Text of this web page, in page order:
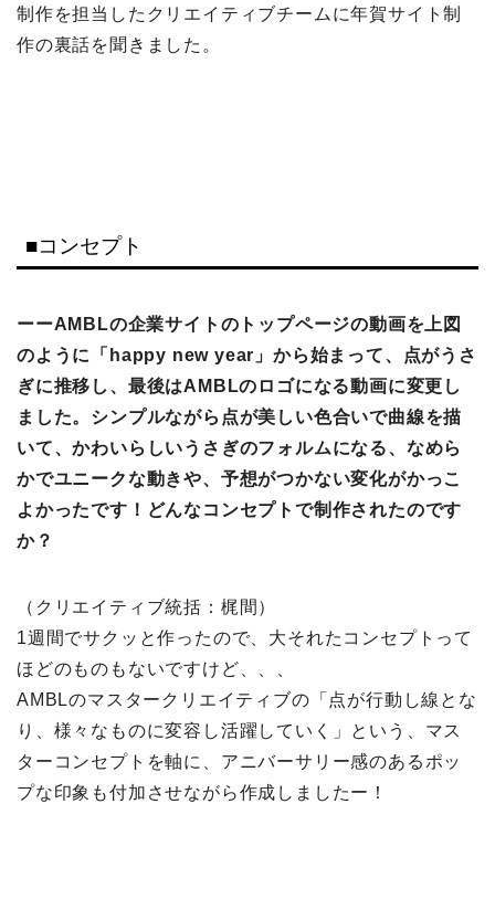
制作を担当したクリエイティブチームに年賀サイト制
作の裏話を聞きました。
■コンセプト
ーーAMBLの企業サイトのトップページの動画を上図
のように「happy new year」から始まって、点がうさ
ぎに推移し、最後はAMBLのロゴになる動画に変更し
ました。シンプルながら点が美しい色合いで曲線を描
いて、かわいらしいうさぎのフォルムになる、なめら
かでユニークな動きや、予想がつかない変化がかっこ
よかったです！どんなコンセプトで制作されたのです
か？
（クリエイティブ統括：梶間）
1週間でサクッと作ったので、大それたコンセプトって
ほどのものもないですけど、、、
AMBLのマスタークリエイティブの「点が行動し線とな
り、様々なものに変容し活躍していく」という、マス
ターコンセプトを軸に、アニバーサリー感のあるポッ
プな印象も付加させながら作成しましたー！